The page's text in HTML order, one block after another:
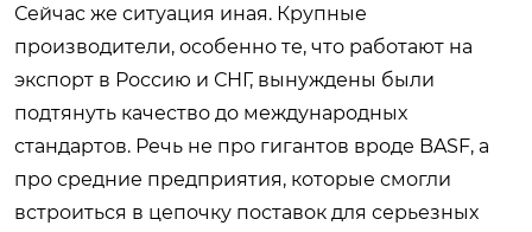
Сейчас же ситуация иная. Крупные
производители, особенно те, что работают на
экспорт в Россию и СНГ, вынуждены были
подтянуть качество до международных
стандартов. Речь не про гигантов вроде BASF, а
про средние предприятия, которые смогли
встроиться в цепочку поставок для серьезных